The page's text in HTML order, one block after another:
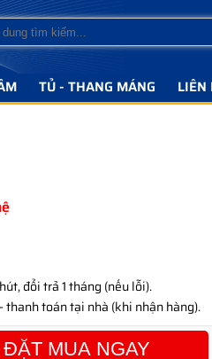
TỦ - THANG MÁNG LIÊN
đổi trả 1 tháng (nếu lỗi).
thanh toán tại nhà (khi nhận hàng).
ĐẶT MUA NGAY